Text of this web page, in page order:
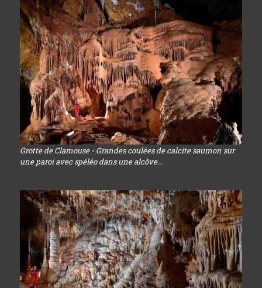
Grotte de Clamouse - Grandes coulées de calcite saumon sur
une paroi avec spéléo dans une alcôve...